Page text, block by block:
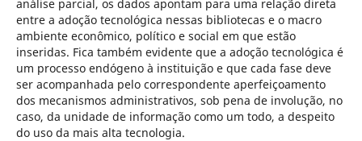
análise parcial, os dados apontam para uma relação direta
entre a adoção tecnológica nessas bibliotecas e o macro
ambiente econômico, político e social em que estão
inseridas. Fica também evidente que a adoção tecnológica é
um processo endógeno à instituição e que cada fase deve
ser acompanhada pelo correspondente aperfeiçoamento
dos mecanismos administrativos, sob pena de involução, no
caso, da unidade de informação como um todo, a despeito
do uso da mais alta tecnologia.